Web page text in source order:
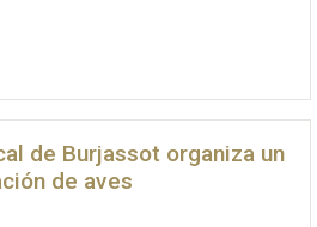
de Burjassot organiza un
de aves